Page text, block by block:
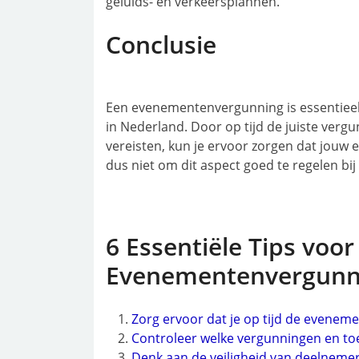
Conclusie
Een evenementenvergunning is
in Nederland. Door op tijd de juiste
vereisten, kun je ervoor zorgen dat jouw
dus niet om dit aspect goed te regelen
6 Essentiële Tips
Zorg ervoor dat je op tijd de
Controleer welke vergunningen en